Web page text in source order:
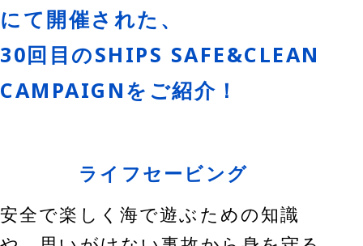
にて開催された、
30回目のSHIPS SAFE&CLEAN
CAMPAIGNをご紹介！
ライフセービング
安全で楽しく海で遊ぶための知識